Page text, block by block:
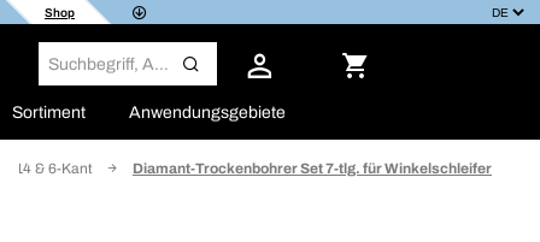
Shop
Sortiment Anwendungsgebiete
& 6-Kant Diamant-Trockenbohrer Set 7-tlg. für Winkelschleifer